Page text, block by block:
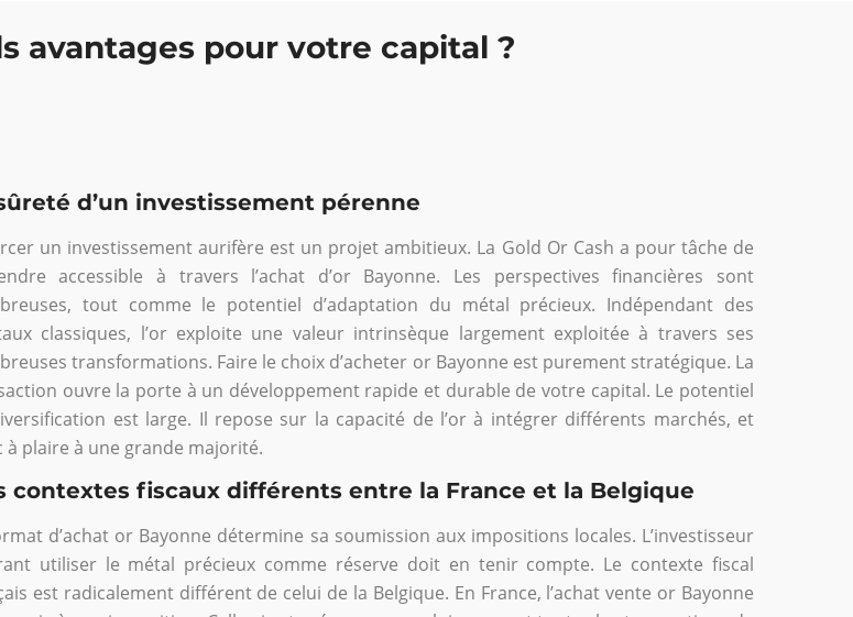
avantages pour votre capital ?
d’un investissement pérenne
un investissement aurifère est un projet ambitieux. La Gold Or Cash a pour tâche de
accessible à travers l’achat d’or Bayonne. Les perspectives financières sont
tout comme le potentiel d’adaptation du métal précieux. Indépendant des
classiques, l’or exploite une valeur intrinsèque largement exploitée à travers ses
transformations. Faire le choix d’acheter or Bayonne est purement stratégique. La
ouvre la porte à un développement rapide et durable de votre capital. Le potentiel
est large. Il repose sur la capacité de l’or à intégrer différents marchés, et
à plaire à une grande majorité.
contextes fiscaux différents entre la France et la Belgique
d’achat or Bayonne détermine sa soumission aux impositions locales. L’investisseur
utiliser le métal précieux comme réserve doit en tenir compte. Le contexte fiscal
est radicalement différent de celui de la Belgique. En France, l’achat vente or Bayonne